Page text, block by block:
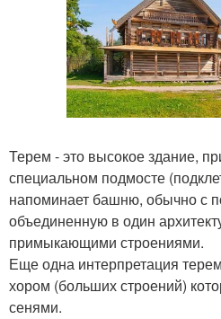
Терем - это высокое здание,
специальном подмосте
напоминает башню, обычно с
объединенную в один
примыкающими строениями.
Еще одна интерпретация
хором (больших строений)
сенями.